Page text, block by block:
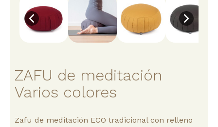
ZAFU de meditación
Varios colores
Zafu de meditación ECO tradicional con relleno